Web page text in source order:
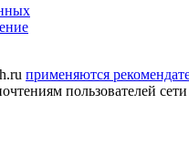
применяются
пользователей